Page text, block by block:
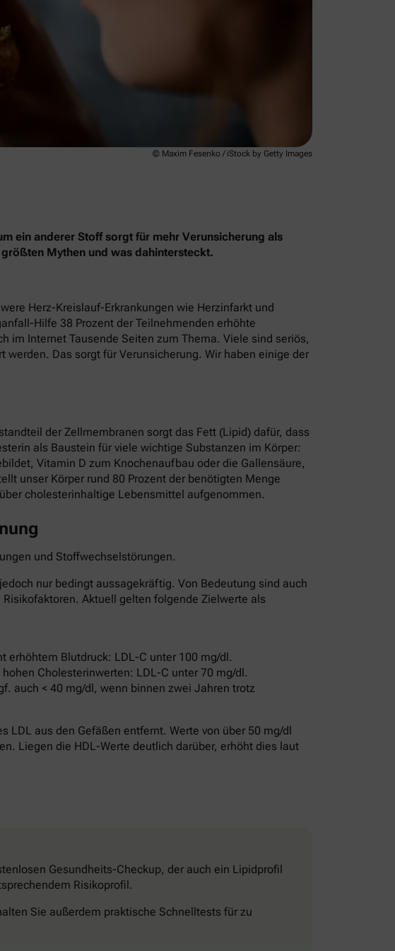
© Maxim Fesenko / iStock by Getty Images
ein anderer Stoff sorgt für mehr Verunsicherung als
Mythen und was dahintersteckt.
Herz-Kreislauf-Erkrankungen wie Herzinfarkt und
Hilfe 38 Prozent der Teilnehmenden erhöhte
im Internet Tausende Seiten zum Thema. Viele sind seriös,
Das sorgt für Verunsicherung. Wir haben einige der
der Zellmembranen sorgt das Fett (Lipid) dafür, dass
als Baustein für viele wichtige Substanzen im Körper:
Vitamin D zum Knochenaufbau oder die Gallensäure,
unser Körper rund 80 Prozent der benötigten Menge
cholesterinhaltige Lebensmittel aufgenommen.
und Stoffwechselstörungen.
nur bedingt aussagekräftig. Von Bedeutung sind auch
Aktuell gelten folgende Zielwerte als
erhöhtem Blutdruck: LDL-C unter 100 mg/dl.
Cholesterinwerten: LDL-C unter 70 mg/dl.
auch < 40 mg/dl, wenn binnen zwei Jahren trotz
aus den Gefäßen entfernt. Werte von über 50 mg/dl
Liegen die HDL-Werte deutlich darüber, erhöht dies laut
Gesundheits-Checkup, der auch ein Lipidprofil
Risikoprofil.
Sie außerdem praktische Schnelltests für zu